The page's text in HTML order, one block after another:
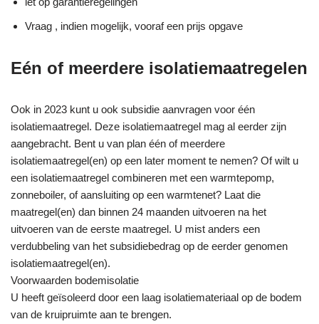
Vraag , indien mogelijk, vooraf een prijs opgave
Eén of meerdere isolatiemaatregelen
Ook in 2023 kunt u ook subsidie aanvragen voor één
isolatiemaatregel. Deze isolatiemaatregel mag al eerder zijn
aangebracht. Bent u van plan één of meerdere
isolatiemaatregel(en) op een later moment te nemen? Of wilt u
een isolatiemaatregel combineren met een warmtepomp,
zonneboiler, of aansluiting op een warmtenet? Laat die
maatregel(en) dan binnen 24 maanden uitvoeren na het
uitvoeren van de eerste maatregel. U mist anders een
verdubbeling van het subsidiebedrag op de eerder genomen
isolatiemaatregel(en).
Voorwaarden bodemisolatie
U heeft geïsoleerd door een laag isolatiemateriaal op de bodem
van de kruipruimte aan te brengen.